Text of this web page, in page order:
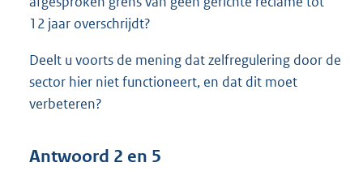
12 jaar overschrijdt?
Deelt u voorts de mening dat zelfregulering door de
sector hier niet functioneert, en dat dit moet
verbeteren?
Antwoord 2 en 5